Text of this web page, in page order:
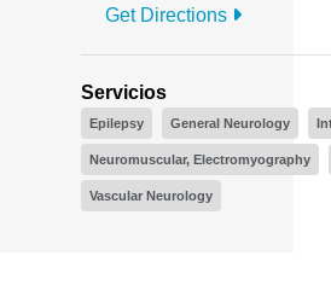
Get Directions
Servicios
Epilepsy General Neurology
Neuromuscular, Electromyography
Vascular Neurology